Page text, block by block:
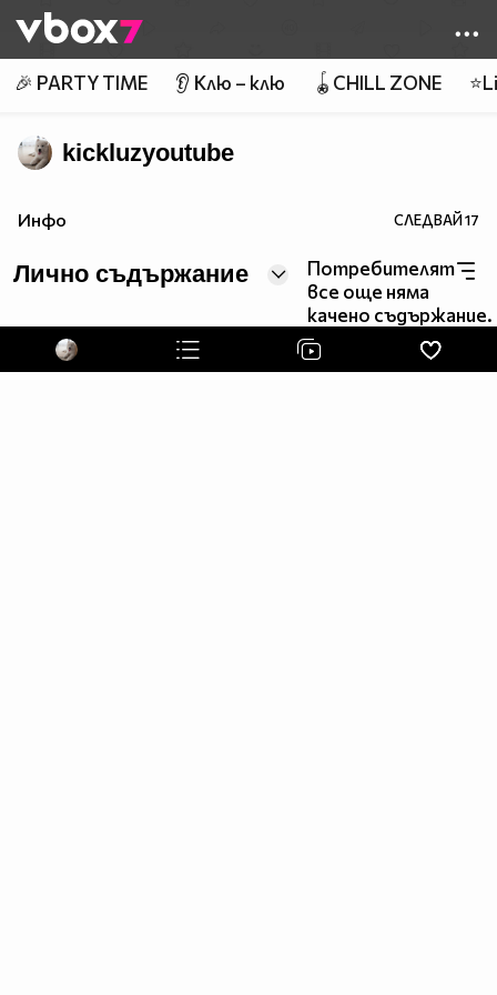
👾
🎉 PARTY TIME 👂 Клю – клю 🪀CHILL ZONE
kickluzyoutube
Инфо СЛЕДВАЙ17
Лично съдържание
Потребителят
все още няма
качено съдържание.